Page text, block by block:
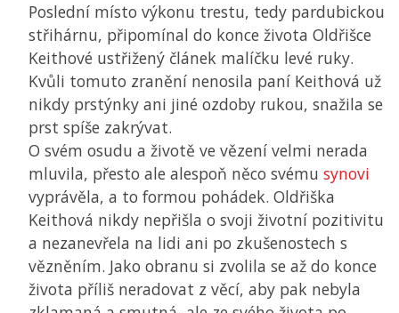
Poslední místo výkonu trestu, tedy pardubickou
střihárnu, připomínal do konce života Oldřišce
Keithové ustřižený článek malíčku levé ruky.
Kvůli tomuto zranění nenosila paní Keithová už
nikdy prstýnky ani jiné ozdoby rukou, snažila se
prst spíše zakrývat.
O svém osudu a životě ve vězení velmi nerada
mluvila, přesto ale alespoň něco svému synovi
vyprávěla, a to formou pohádek. Oldřiška
Keithová nikdy nepřišla o svoji životní pozitivitu
a nezanevřela na lidi ani po zkušenostech s
vězněním. Jako obranu si zvolila se až do konce
života příliš neradovat z věcí, aby pak nebyla